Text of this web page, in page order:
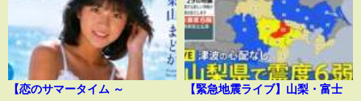
【恋のサマータイム ～
【緊急地震ライブ】山梨・富士